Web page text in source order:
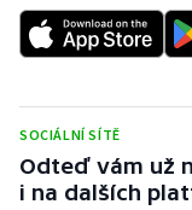
Short track
Stolní tenis
Triatlon
SOCIÁLNÍ SÍTĚ
Odteď vám už
i na dalších